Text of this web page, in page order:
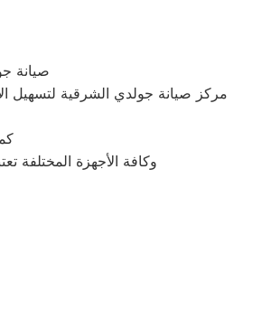
صيانة
مركز صيانة جولدي الشرقية لتسهيل
وكافة الأجهزة المختلفة